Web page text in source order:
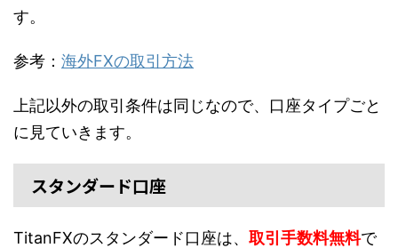
す。
参考： 海外FXの取引方法
上記以外の取引条件は同じなので、口座タイプごと
に見ていきます。
スタンダード口座
TitanFXのスタンダード口座は、 取引手数料無料で